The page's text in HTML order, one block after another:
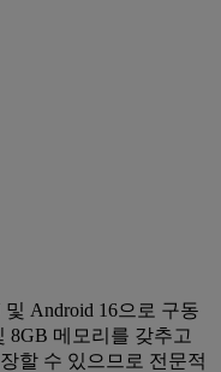
및 Android 16으로 구동
8GB 메모리를 갖추고
할 수 있으므로 전문적